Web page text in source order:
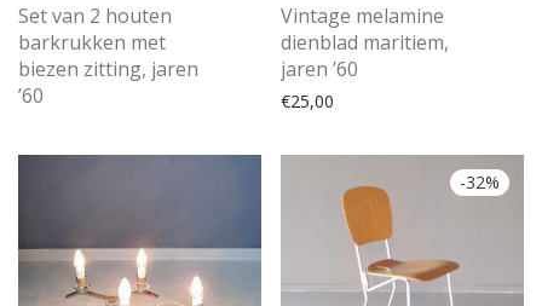
Set van 2 houten
barkrukken met
biezen zitting, jaren
’60
Vintage melamine
dienblad maritiem,
jaren ’60
€25,00
-32%